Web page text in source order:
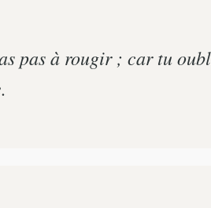
pas à rougir ; car tu